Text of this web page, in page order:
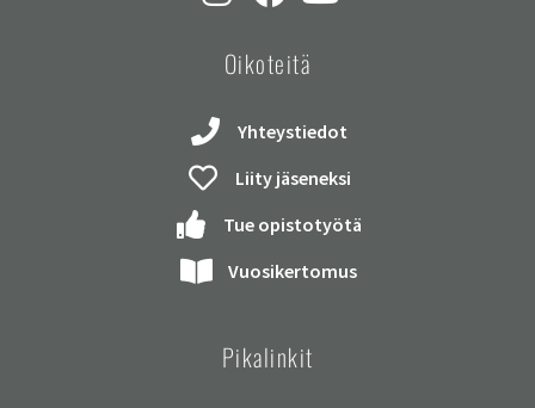
Oikoteitä
Yhteystiedot
Liity jäseneksi
Tue opistotyötä
Vuosikertomus
Pikalinkit